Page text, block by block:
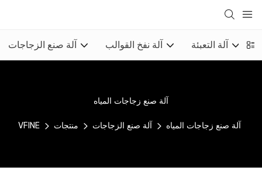
آلة صنع الزجاجات آلة نفخ القوالب آلة التعبئة
آلة صنع زجاجات المياه
VFINE منتجات آلة صنع الزجاجات آلة صنع زجاجات المياه